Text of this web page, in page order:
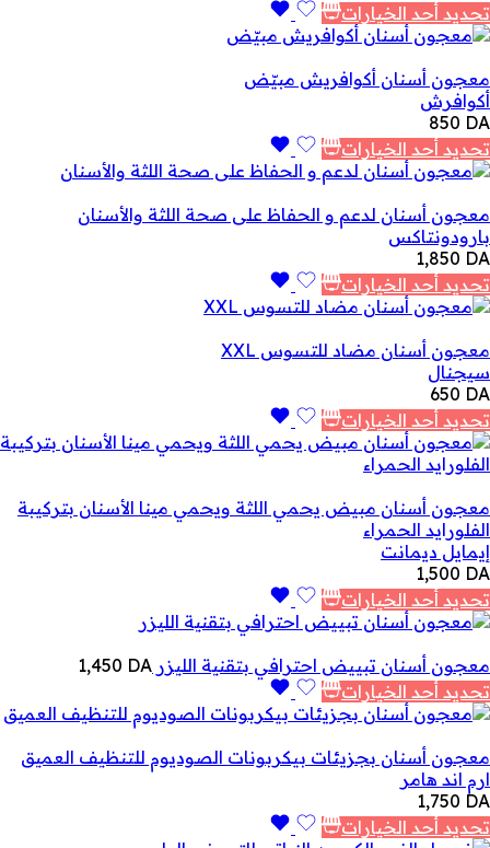
تحديد أحد الخيارات
معجون أسنان أكوافريش مبيّض
أكوافرش
850 DA
تحديد أحد الخيارات
معجون أسنان لدعم و الحفاظ على صحة اللثة والأسنان
بارودونتاكس
1,850 DA
تحديد أحد الخيارات
معجون أسنان مضاد للتسوس XXL
سيجنال
650 DA
تحديد أحد الخيارات
معجون أسنان مبيض يحمي اللثة ويحمي مينا الأسنان بتركيبة
الفلورايد الحمراء
إيمايل ديمانت
1,500 DA
تحديد أحد الخيارات
معجون أسنان تبييض احترافي بتقنية الليزر 1,450 DA
تحديد أحد الخيارات
معجون أسنان بجزيئات بيكربونات الصوديوم للتنظيف العميق
ارم اند هامر
1,750 DA
تحديد أحد الخيارات